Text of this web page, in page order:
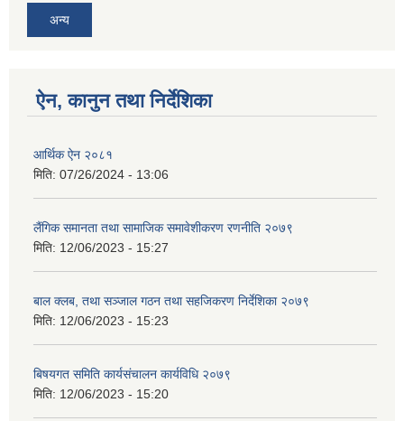
अन्य
ऐन, कानुन तथा निर्देशिका
आर्थिक ऐन २०८१
मिति: 07/26/2024 - 13:06
लैंगिक समानता तथा सामाजिक समावेशीकरण रणनीति २०७९
मिति: 12/06/2023 - 15:27
बाल क्लब, तथा सञ्जाल गठन तथा सहजिकरण निर्देशिका २०७९
मिति: 12/06/2023 - 15:23
बिषयगत समिति कार्यसंचालन कार्यविधि २०७९
मिति: 12/06/2023 - 15:20